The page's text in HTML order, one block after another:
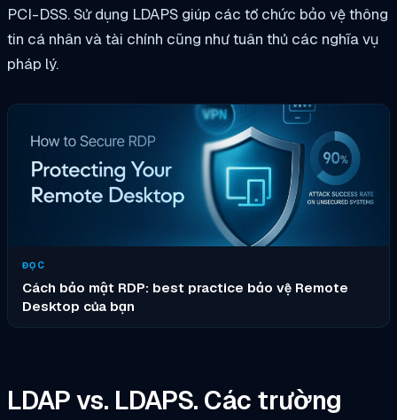
PCI-DSS. Sử dụng LDAPS giúp các tổ chức bảo vệ thông
tin cá nhân và tài chính cũng như tuân thủ các nghĩa vụ
pháp lý.
ĐỌC
Cách bảo mật RDP: best practice bảo vệ Remote
Desktop của bạn
LDAP vs. LDAPS. Các trường